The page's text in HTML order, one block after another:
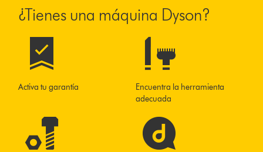
¿Tienes una máquina Dyson?
Activa tu garantía
Encuentra la herramienta
adecuada